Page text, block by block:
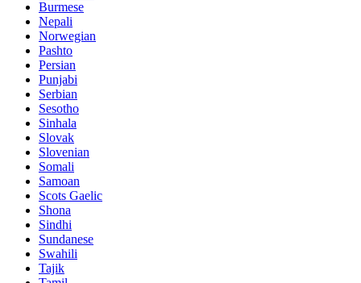
Burmese
Nepali
Norwegian
Pashto
Persian
Punjabi
Serbian
Sesotho
Sinhala
Slovak
Slovenian
Somali
Samoan
Scots Gaelic
Shona
Sindhi
Sundanese
Swahili
Tajik